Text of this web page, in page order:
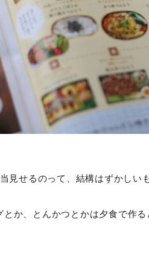
見せるのって、結構はずかしい
とか、とんかつとかは夕食で作